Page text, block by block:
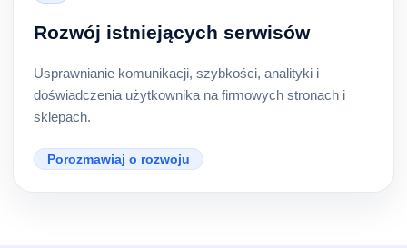
Rozwój istniejących serwisów
Usprawnianie komunikacji, szybkości, analityki i
doświadczenia użytkownika na firmowych stronach i
sklepach.
Porozmawiaj o rozwoju